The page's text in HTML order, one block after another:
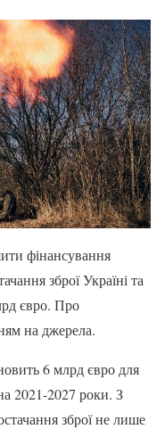
фінансування
зброї Україні та
євро. Про
на джерела.
6 млрд євро для
2021-2027 роки. З
зброї не лише